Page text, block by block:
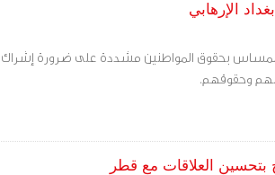
الإرهابي
بحقوق المواطنين مشددة على ضرورة إشراك
وحقوقهم.
العلاقات مع قطر